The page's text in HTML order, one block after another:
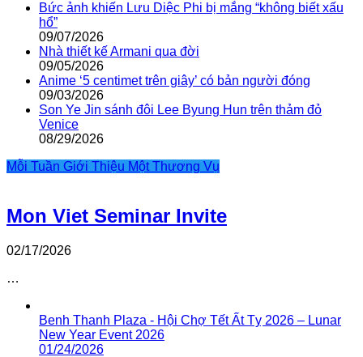
Bức ảnh khiến Lưu Diệc Phi bị mắng “không biết xấu
hổ”
09/07/2026
Nhà thiết kế Armani qua đời
09/05/2026
Anime ‘5 centimet trên giây’ có bản người đóng
09/03/2026
Son Ye Jin sánh đôi Lee Byung Hun trên thảm đỏ
Venice
08/29/2026
Mỗi Tuần Giới Thiệu Một Thương Vụ
Mon Viet Seminar Invite
02/17/2026
…
Benh Thanh Plaza - Hội Chợ Tết Ất Tỵ 2026 – Lunar
New Year Event 2026
01/24/2026